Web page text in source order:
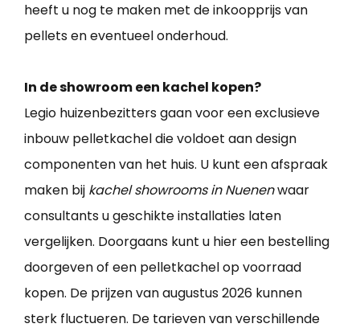
heeft u nog te maken met de inkoopprijs van
pellets en eventueel onderhoud.
In de showroom een kachel kopen?
Legio huizenbezitters gaan voor een exclusieve
inbouw pelletkachel die voldoet aan design
componenten van het huis. U kunt een afspraak
maken bij kachel showrooms in Nuenenwaar
consultants u geschikte installaties laten
vergelijken. Doorgaans kunt u hier een bestelling
doorgeven of een pelletkachel op voorraad
kopen. De prijzen van augustus 2026 kunnen
sterk fluctueren. De tarieven van verschillende